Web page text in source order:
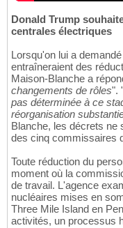
Donald Trump
centrales électriques
Lorsqu'on lui a
entraîneraient des
Maison-Blanche a
changements de rôles".
pas déterminée à ce
réorganisation
Blanche, les décrets ne
des cinq commissaires
Toute réduction du
moment où la
de travail. L'agence
nucléaires mises en
Three Mile Island en
activités, un processus